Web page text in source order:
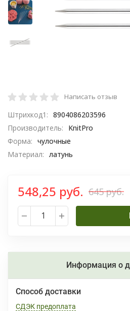
Написать отзыв
Штрихкод1: 8904086203596
Производитель:
KnitPro
Форма: чулочные
Материал: латунь
548,25 руб. 645 руб.
Информация о
Способ доставки
СДЭК предоплата